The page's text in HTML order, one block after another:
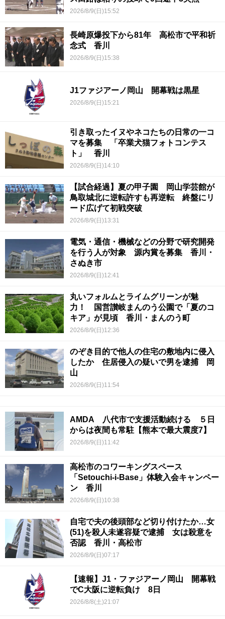
2026/8/9(日)15:52
長崎原爆投下から81年 高松市で平和祈
念式 香川
2026/8/9(日)15:38
J1ファジアーノ岡山 開幕戦は黒星
2026/8/9(日)15:21
引き取ったイヌやネコたちの日常の一コ
マを募集 「卒業犬猫フォトコンテス
ト」 香川
2026/8/9(日)14:10
【試合経過】夏の甲子園 岡山学芸館が
鳥取城北に逆転許すも再逆転 終盤にリ
ード広げて初戦突破
2026/8/9(日)13:31
電気・通信・機械などの分野で研究開発
を行う人が対象 源内賞を募集 香川・
さぬき市
2026/8/9(日)12:41
丸いフォルムとライムグリーンが魅
力！ 国営讃岐まんのう公園で「夏のコ
キア」が見頃 香川・まんのう町
2026/8/9(日)12:36
のぞき目的で他人の住宅の敷地内に侵入
したか 住居侵入の疑いで男を逮捕 岡
山
2026/8/9(日)11:54
AMDA 八代市で支援活動続ける ５日
からは夜間も常駐【熊本で最大震度7】
2026/8/9(日)11:42
高松市のコワーキングスペース
「Setouchi-i-Base」体験入会キャンペー
ン 香川
2026/8/9(日)10:38
自宅で夫の後頭部など切り付けたか…女
(51)を殺人未遂容疑で逮捕 女は殺意を
否認 香川・高松市
2026/8/9(日)07:17
【速報】J1・ファジアーノ岡山 開幕戦
でC大阪に逆転負け 8日
2026/8/8(土)21:07